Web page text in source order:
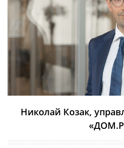
Николай Козак,